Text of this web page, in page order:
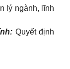
lý ngành, lĩnh
Quyết định